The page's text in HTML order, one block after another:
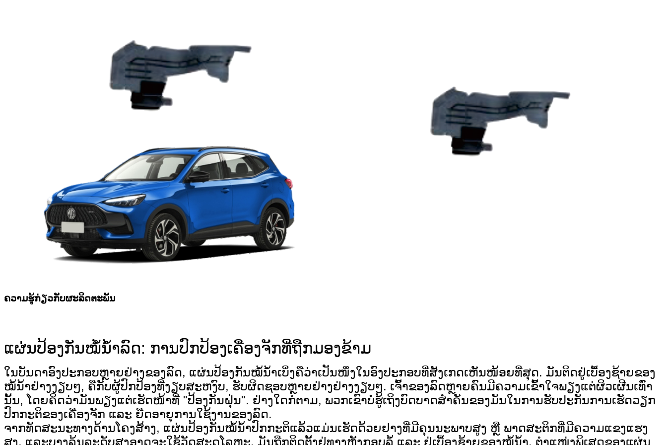
ຄວາມຮູ້ກ່ຽວກັບຜະລິດຕະພັນ
ແຜ່ນປ້ອງກັນໝໍ້ນ້ຳລົດ: ການປົກປ້ອງເຄື່ອງຈັກທີ່ຖືກມອງຂ້າມ
ໃນບັນດາອົງປະກອບຫຼາຍຢ່າງຂອງລົດ, ແຜ່ນປ້ອງກັນໝໍ້ນ້ຳເບິ່ງຄືວ່າເປັນໜຶ່ງໃນອົງປະກອບທີ່ສັງເກດເຫັນໜ້ອຍທີ່ສຸດ. ມັນຕິດຢູ່ເບື້ອງຊ້າຍຂອງ
ໝໍ້ນ້ຳຢ່າງງຽບໆ, ຄືກັບຜູ້ປົກປ້ອງທີ່ງຽບສະຫງົບ, ຮັບຜິດຊອບຫຼາຍຢ່າງຢ່າງງຽບໆ. ເຈົ້າຂອງລົດຫຼາຍຄົນມີຄວາມເຂົ້າໃຈພຽງແຕ່ຜິວເຜີນເທົ່າ
ນັ້ນ, ໂດຍຄິດວ່າມັນພຽງແຕ່ເຮັດໜ້າທີ່ "ປ້ອງກັນຝຸ່ນ". ຢ່າງໃດກໍຕາມ, ພວກເຂົາບໍ່ຮູ້ເຖິງບົດບາດສຳຄັນຂອງມັນໃນການຮັບປະກັນການເຮັດວຽກ
ປົກກະຕິຂອງເຄື່ອງຈັກ ແລະ ຍືດອາຍຸການໃຊ້ງານຂອງລົດ.
ຈາກທັດສະນະທາງດ້ານໂຄງສ້າງ, ແຜ່ນປ້ອງກັນໝໍ້ນ້ຳປົກກະຕິແລ້ວແມ່ນເຮັດດ້ວຍຢາງທີ່ມີຄຸນນະພາບສູງ ຫຼື ພາດສະຕິກທີ່ມີຄວາມແຂງແຮງ
ສູງ, ແລະບາງລຸ້ນລະດັບສູງອາດຈະໃຊ້ວັດສະດຸໂລຫະ. ມັນຖືກຕິດຕັ້ງຢູ່ທາງຫຼັງກອບລໍ້ ແລະ ຢູ່ເບື້ອງຊ້າຍຂອງໝໍ້ນ້ຳ. ຕຳແໜ່ງພິເສດຂອງແຜ່ນ